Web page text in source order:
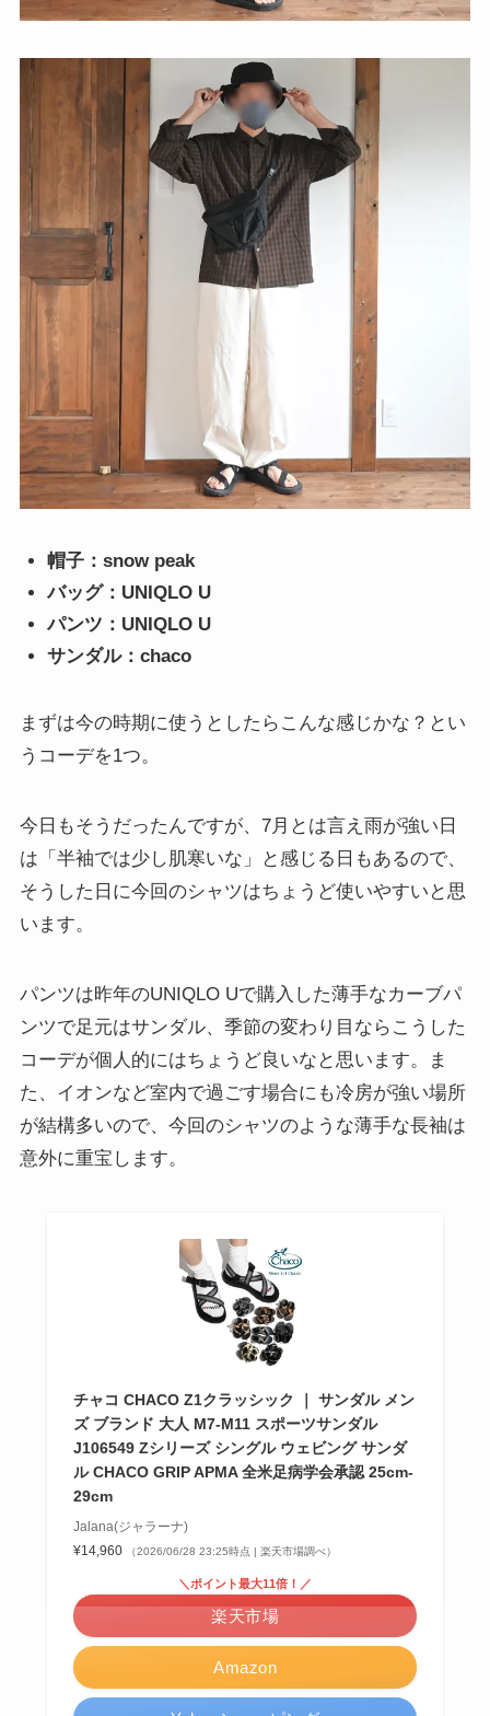
帽子：snow peak
バッグ：UNIQLO U
パンツ：UNIQLO U
サンダル：chaco
まずは今の時期に使うとしたらこんな感じかな？とい
うコーデを1つ。
今日もそうだったんですが、7月とは言え雨が強い日
は「半袖では少し肌寒いな」と感じる日もあるので、
そうした日に今回のシャツはちょうど使いやすいと思
います。
パンツは昨年のUNIQLO Uで購入した薄手なカーブパ
ンツで足元はサンダル、季節の変わり目ならこうした
コーデが個人的にはちょうど良いなと思います。ま
た、イオンなど室内で過ごす場合にも冷房が強い場所
が結構多いので、今回のシャツのような薄手な長袖は
意外に重宝します。
チャコ CHACO Z1クラッシック ｜ サンダル メン
ズ ブランド 大人 M7-M11 スポーツサンダル
J106549 Zシリーズ シングル ウェビング サンダ
ル CHACO GRIP APMA 全米足病学会承認 25cm-
29cm
Jalana(ジャラーナ)
¥14,960
（2026/06/28 23:25時点 | 楽天市場調べ）
Amazon
＼ポイント最大11倍！／
楽天市場